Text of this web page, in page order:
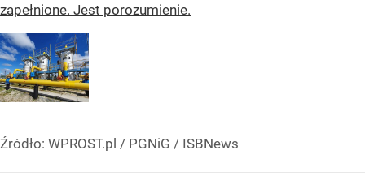
zapełnione. Jest porozumienie.
Źródło: WPROST.pl / PGNiG / ISBNews